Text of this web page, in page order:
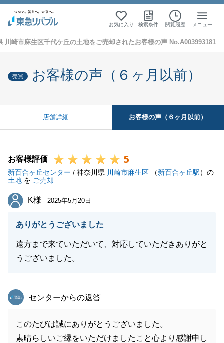
お気に入り 検索条件 閲覧履歴 メニュー
川崎市麻生区千代ケ丘の土地をご売却されたお客様の声 No.A003993181
売買 お客様の声（６ヶ月以前）
店舗詳細 お客様の声（６ヶ月以前）
お客様評価 5
新百合ヶ丘センター / 神奈川県 川崎市麻生区 （新百合ヶ丘駅）の
土地 を ご売却
K様
K様 2025年5月20日
ありがとうございました
遠方まで来ていただいて、対応していただきありがと
うございました。
東急リバブル
センターからの返答
このたびは誠にありがとうございました。
素晴らしいご縁をいただけましたこと心より感謝申し